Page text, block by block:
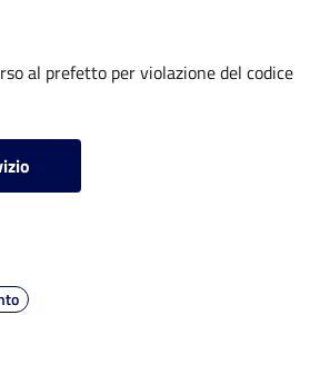
al prefetto per violazione del codice